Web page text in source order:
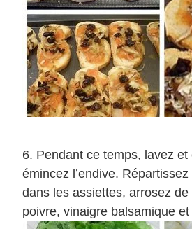
Pendant ce temps, lavez
émincez l’endive.
dans les assiettes, arrosez
poivre, vinaigre balsamique et